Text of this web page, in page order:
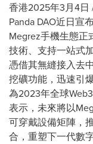
香港2025年3月4日
Panda DAO近日
Megrez手機生態正
技術、支持一站式
憑借其無縫接入去
挖礦功能，迅速引
為2023年全球
表示，未來將以
可穿戴設備矩陣，
合，重塑下一代數